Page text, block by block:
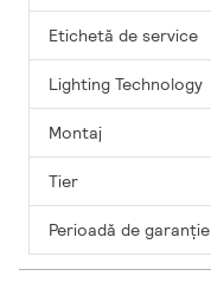
Etichetă de service
Lighting Technology
Montaj
Tier
Perioadă de garanţie